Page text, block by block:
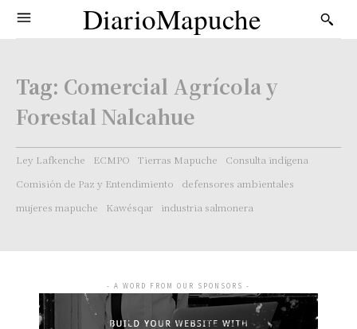
DiarioMapuche
Tag: Comercial Agrícola y
Forestal Nalcahue
Ley Lafkenche ECMPO Tierras Mapuche
Consulta indígena
Comisión de Paz y Entendimiento
defensores ambientales
mujeres mapuche
Kawésqar industria salmonera
- A WORD FROM OUR SPONSORS -